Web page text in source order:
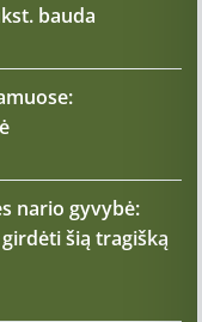
bauda
nario gyvybė:
šią tragišką